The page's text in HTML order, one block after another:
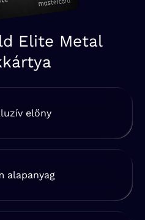
Elite Metal
előny
alapanyag